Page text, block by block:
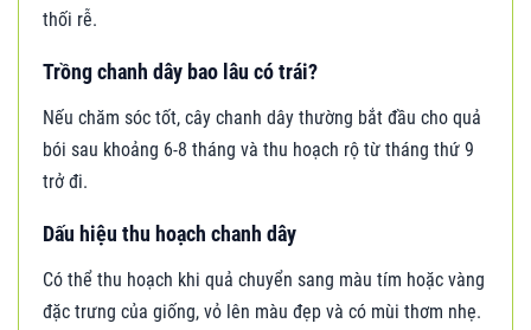
thối rễ.
Trồng chanh dây bao lâu có trái?
Nếu chăm sóc tốt, cây chanh dây thường bắt đầu cho quả
bói sau khoảng 6-8 tháng và thu hoạch rộ từ tháng thứ 9
trở đi.
Dấu hiệu thu hoạch chanh dây
Có thể thu hoạch khi quả chuyển sang màu tím hoặc vàng
đặc trưng của giống, vỏ lên màu đẹp và có mùi thơm nhẹ.